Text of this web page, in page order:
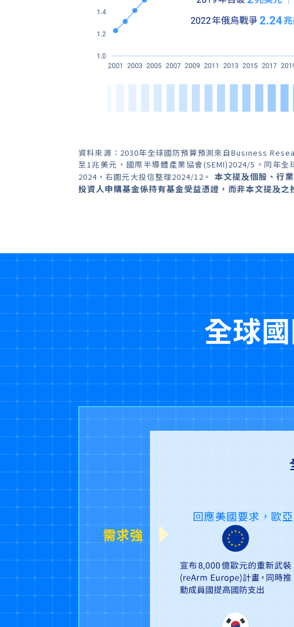
資料來源：2030年全球國防預算預測來自Business
至1兆美元，國際半導體產業協會(SEMI)2024/5，同年
2024，右圖元大投信整理2024/12。 本文提及個股、行
投資人申購基金係持有基金受益憑證，而非本文提及
全球
需求強
回應美國要求，歐